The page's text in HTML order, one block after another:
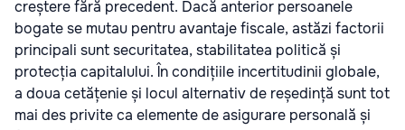
creștere fără precedent. Dacă anterior persoanele
bogate se mutau pentru avantaje fiscale, astăzi factorii
principali sunt securitatea, stabilitatea politică și
protecția capitalului. În condițiile incertitudinii globale,
a doua cetățenie și locul alternativ de reședință sunt tot
mai des privite ca elemente de asigurare personală și